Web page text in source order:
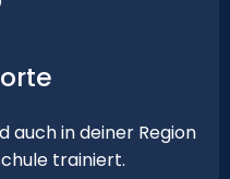
auch in deiner Region
trainiert.